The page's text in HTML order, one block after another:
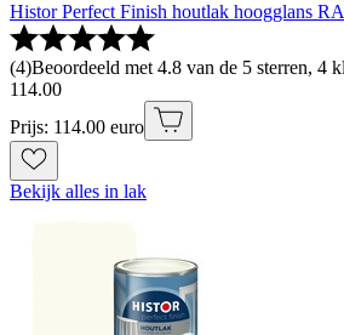
Histor Perfect Finish houtlak hoogglans
(4)Beoordeeld met 4.8 van de 5 sterren, 4
114.00
Prijs: 114.00 euro
Bekijk alles in lak